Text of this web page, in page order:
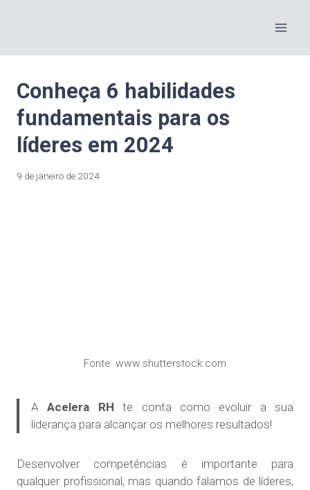
Conheça 6 habilidades
fundamentais para os
líderes em 2024
9 de janeiro de 2024
Fonte: www.shutterstock.com
AAcelera RH te conta como evoluir a sua
liderança para alcançar os melhores resultados!
Desenvolver competências é importante para
qualquer profissional, mas quando falamos de líderes,